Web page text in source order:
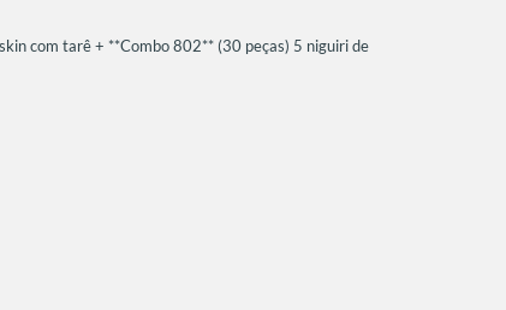
com tarê + **Combo 802** (30 peças) 5 niguiri de